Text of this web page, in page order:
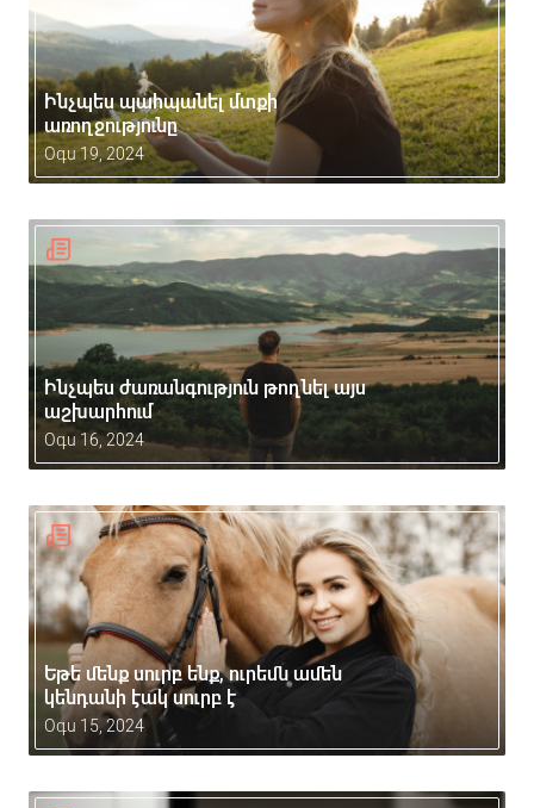
Ինչպես պահպանել մտքի
առողջությունը
Օգս 19, 2024
Ինչպես ժառանգություն թողնել այս
աշխարհում
Օգս 16, 2024
Եթե ​​մենք սուրբ ենք, ուրեմն ամեն
կենդանի էակ սուրբ է
Օգս 15, 2024